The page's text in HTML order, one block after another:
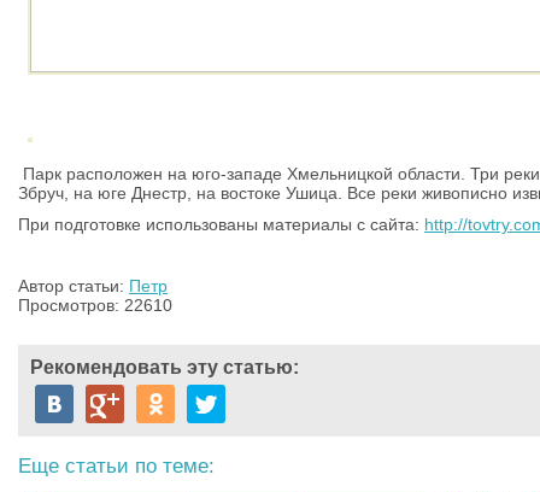
Парк расположен на юго-западе Хмельницкой области. Три
Збруч, на юге Днестр, на востоке Ушица. Все реки живописно
При подготовке использованы материалы с сайта: http://
Автор статьи: Петр
Просмотров: 22610
Рекомендовать эту статью:
Еще статьи по теме: